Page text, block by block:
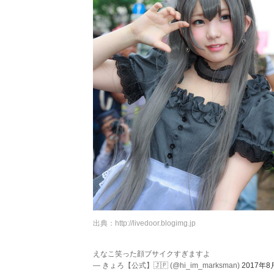
出典： http://livedoor.blogimg.jp
えなこ笑った顔ブサイクすぎますよ
— きょろ【公式】🇯🇵 (@hi_im_marksman) 2017年8